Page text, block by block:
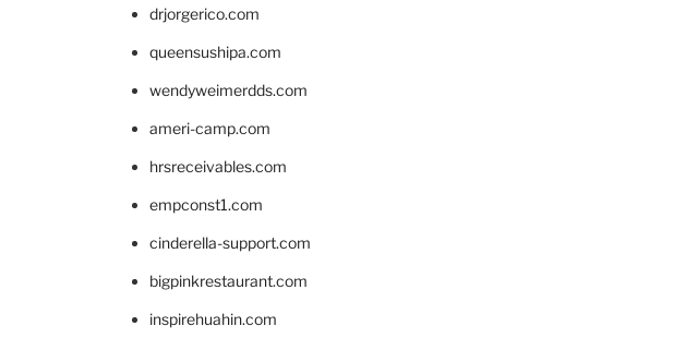
drjorgerico.com
queensushipa.com
wendyweimerdds.com
ameri-camp.com
hrsreceivables.com
empconst1.com
cinderella-support.com
bigpinkrestaurant.com
inspirehuahin.com